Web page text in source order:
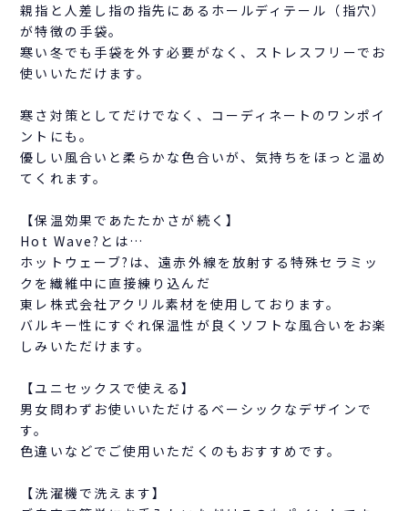
親指と人差し指の指先にあるホールディテール（指穴）
が特徴の手袋。
寒い冬でも手袋を外す必要がなく、ストレスフリーでお
使いいただけます。
寒さ対策としてだけでなく、コーディネートのワンポイ
ントにも。
優しい風合いと柔らかな色合いが、気持ちをほっと温め
てくれます。
【保温効果であたたかさが続く】
Hot Wave?とは…
ホットウェーブ?は、遠赤外線を放射する特殊セラミッ
クを繊維中に直接練り込んだ
東レ株式会社アクリル素材を使用しております。
バルキー性にすぐれ保温性が良くソフトな風合いをお楽
しみいただけます。
【ユニセックスで使える】
男女問わずお使いいただけるベーシックなデザインで
す。
色違いなどでご使用いただくのもおすすめです。
【洗濯機で洗えます】